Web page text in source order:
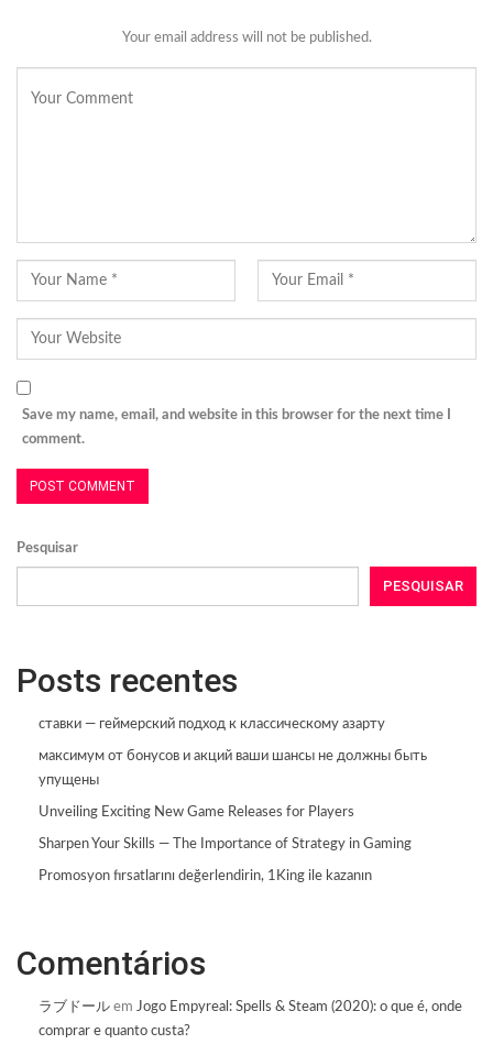
Your email address will not be published.
Save my name, email, and website in this browser for the next time I
comment.
Pesquisar
PESQUISAR
Posts recentes
ставки — геймерский подход к классическому азарту
максимум от бонусов и акций ваши шансы не должны быть
упущены
Unveiling Exciting New Game Releases for Players
Sharpen Your Skills — The Importance of Strategy in Gaming
Promosyon fırsatlarını değerlendirin, 1King ile kazanın
Comentários
ラブドール em Jogo Empyreal: Spells & Steam (2020): o que é, onde
comprar e quanto custa?